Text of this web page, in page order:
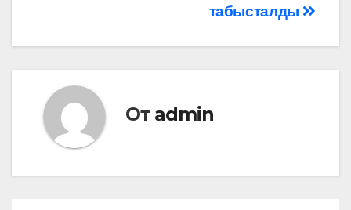
табысталды
От admin